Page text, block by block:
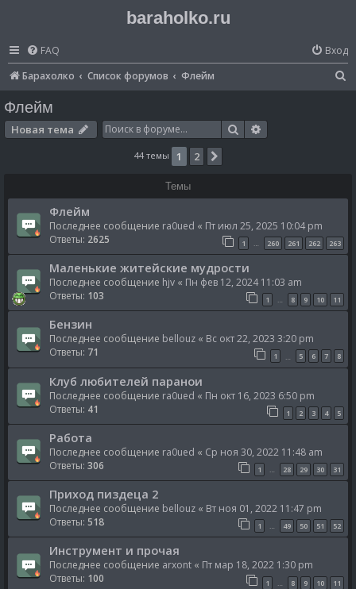
baraholko.ru
FAQ
Вход
Барахолко
Список форумов Флейм
Флейм
Новая тема Поиск
44 темы 1 2
Темы
Флейм
Последнее сообщение ra0ued « Пт июл 25, 2025 10:04 pm
Ответы: 2625 1 … 260 261 262 263
Маленькие житейские мудрости
Последнее сообщение hjv « Пн фев 12, 2024 11:03 am
Ответы: 103 1 … 8 9 10 11
Бензин
Последнее сообщение bellouz « Вс окт 22, 2023 3:20 pm
Ответы: 71 1 … 5 6 7 8
Клуб любителей паранои
Последнее сообщение ra0ued « Пн окт 16, 2023 6:50 pm
Ответы: 41 1 2 3 4 5
Работа
Последнее сообщение ra0ued « Ср ноя 30, 2022 11:48 am
Ответы: 306 1 … 28 29 30 31
Приход пиздеца 2
Последнее сообщение bellouz « Вт ноя 01, 2022 11:47 pm
Ответы: 518 1 … 49 50 51 52
Инструмент и прочая
Последнее сообщение arxont « Пт мар 18, 2022 1:30 pm
Ответы: 100 1 … 8 9 10 11